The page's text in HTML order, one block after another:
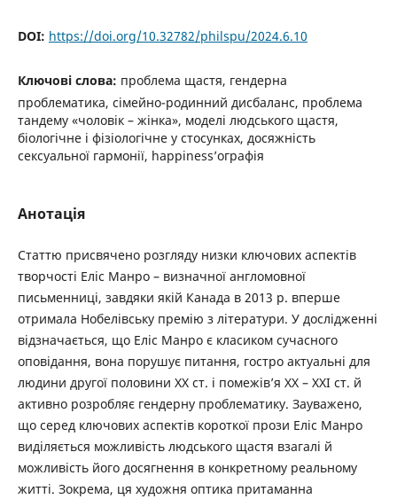
DOI: https://doi.org/10.32782/philspu/2024.6.10
Ключові слова: проблема щастя, гендерна
проблематика, сімейно-родинний дисбаланс, проблема
тандему «чоловік – жінка», моделі людського щастя,
біологічне і фізіологічне у стосунках, досяжність
сексуальної гармонії, happiness’ографія
Анотація
Статтю присвячено розгляду низки ключових аспектів
творчості Еліс Манро – визначної англомовної
письменниці, завдяки якій Канада в 2013 р. вперше
отримала Нобелівську премію з літератури. У дослідженні
відзначається, що Еліс Манро є класиком сучасного
оповідання, вона порушує питання, гостро актуальні для
людини другої половини ХХ ст. і помежів’я ХХ – ХХІ ст. й
активно розробляє гендерну проблематику. Зауважено,
що серед ключових аспектів короткої прози Еліс Манро
виділяється можливість людського щастя взагалі й
можливість його досягнення в конкретному реальному
житті. Зокрема, ця художня оптика притаманна